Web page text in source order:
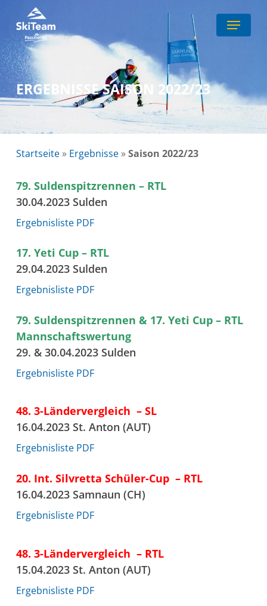
main
content
Menu
ERGEBNISSE SAISON 2022/23
Startseite» Ergebnisse»Saison 2022/23
79. Suldenspitzrennen – RTL
30.04.2023 Sulden
Ergebnisliste PDF
17. Yeti Cup – RTL
29.04.2023 Sulden
Ergebnisliste PDF
79. Suldenspitzrennen & 17. Yeti Cup – RTL
Mannschaftswertung
29. & 30.04.2023 Sulden
Ergebnisliste PDF
48. 3-Ländervergleich – SL
16.04.2023 St. Anton (AUT)
Ergebnisliste PDF
20. Int. Silvretta Schüler-Cup – RTL
16.04.2023 Samnaun (CH)
Ergebnisliste PDF
48. 3-Ländervergleich – RTL
15.04.2023 St. Anton (AUT)
Ergebnisliste PDF
Close